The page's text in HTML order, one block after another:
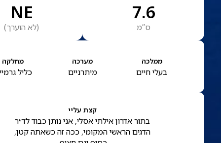
7.6
ס”מ
NE
(לא הוערך)
ממלכה
בעלי חיים
מערכה
מיתרניים
מחלקה
כליל
קצת עליי
בתור אדרון אילתי אסלי, אני נותן כבוד לד״ר
הדגים הראשי המקומי, ככה זה כשאתה קטן,